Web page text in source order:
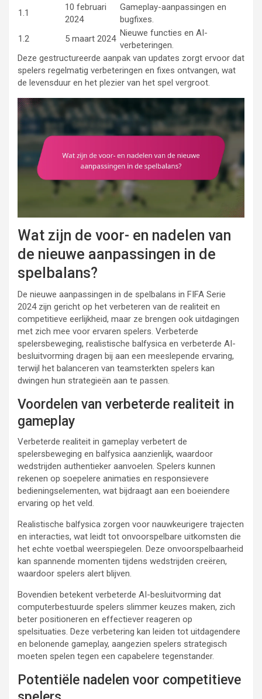
1.1
10 februari
2024
Gameplay-aanpassingen en
bugfixes.
1.2
5 maart 2024
Nieuwe functies en AI-
verbeteringen.
Deze gestructureerde aanpak van updates zorgt ervoor dat
spelers regelmatig verbeteringen en fixes ontvangen, wat
de levensduur en het plezier van het spel vergroot.
Wat zijn de voor- en nadelen van
de nieuwe aanpassingen in de
spelbalans?
De nieuwe aanpassingen in de spelbalans in FIFA Serie
2024 zijn gericht op het verbeteren van de realiteit en
competitieve eerlijkheid, maar ze brengen ook uitdagingen
met zich mee voor ervaren spelers. Verbeterde
spelersbeweging, realistische balfysica en verbeterde AI-
besluitvorming dragen bij aan een meeslepende ervaring,
terwijl het balanceren van teamsterkten spelers kan
dwingen hun strategieën aan te passen.
Voordelen van verbeterde realiteit in
gameplay
Verbeterde realiteit in gameplay verbetert de
spelersbeweging en balfysica aanzienlijk, waardoor
wedstrijden authentieker aanvoelen. Spelers kunnen
rekenen op soepelere animaties en responsievere
bedieningselementen, wat bijdraagt aan een boeiendere
ervaring op het veld.
Realistische balfysica zorgen voor nauwkeurigere trajecten
en interacties, wat leidt tot onvoorspelbare uitkomsten die
het echte voetbal weerspiegelen. Deze onvoorspelbaarheid
kan spannende momenten tijdens wedstrijden creëren,
waardoor spelers alert blijven.
Bovendien betekent verbeterde AI-besluitvorming dat
computerbestuurde spelers slimmer keuzes maken, zich
beter positioneren en effectiever reageren op
spelsituaties. Deze verbetering kan leiden tot uitdagendere
en belonende gameplay, aangezien spelers strategisch
moeten spelen tegen een capabelere tegenstander.
Potentiële nadelen voor competitieve